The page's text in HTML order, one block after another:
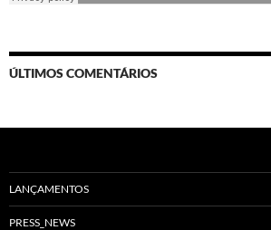
ÚLTIMOS COMENTÁRIOS
LANÇAMENTOS
PRESS_NEWS